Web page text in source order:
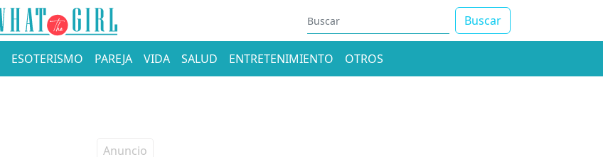
Buscar
ESOTERISMO PAREJA VIDA SALUD ENTRETENIMIENTO OTROS